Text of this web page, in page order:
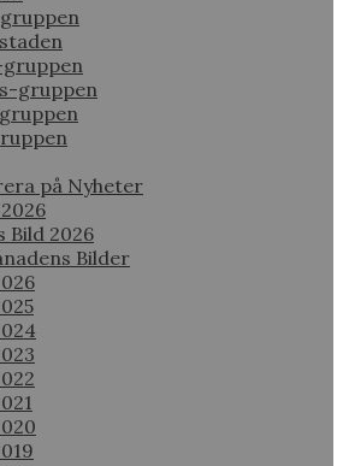
gruppen
på Nyheter
Bild 2026
Bilder